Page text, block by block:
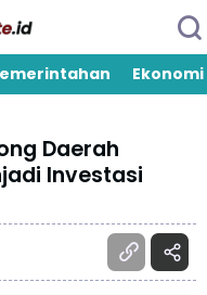
Ekonomi
Daerah
Investasi